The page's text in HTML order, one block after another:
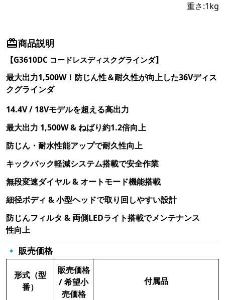
重さ:1kg
商品説明
【G3610DC コードレスディスクグラインダ】
最大出力1,500W！防じん性＆耐久性が向上した36Vディス
クグラインダ
14.4V / 18Vモデルを超える高出力
最大出力 1,500W & ねばり約1.2倍向上
防じん・耐水性能アップで耐久性向上
キックバック軽減システム搭載で安全作業
無段変速ダイヤル & オートモード機能搭載
細径ボディ & 小型ヘッドで取り回しやすい設計
防じんフィルタ & 両側LEDライト搭載でメンテナンス
性向上
🔹 販売価格
形式（型
番）
販売価格
/ 希望小
売価格
付属品